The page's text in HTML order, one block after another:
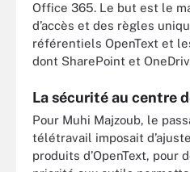
Office 365. Le but est le
d’accès et des règles
référentiels OpenText et
dont SharePoint et
La sécurité au centre
Pour Muhi Majzoub, le
télétravail imposait
produits d’OpenText, pour